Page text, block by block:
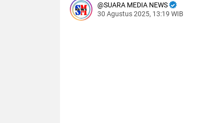
SUARA MEDIA NEWS
30 Agustus 2025, 13:19 WIB